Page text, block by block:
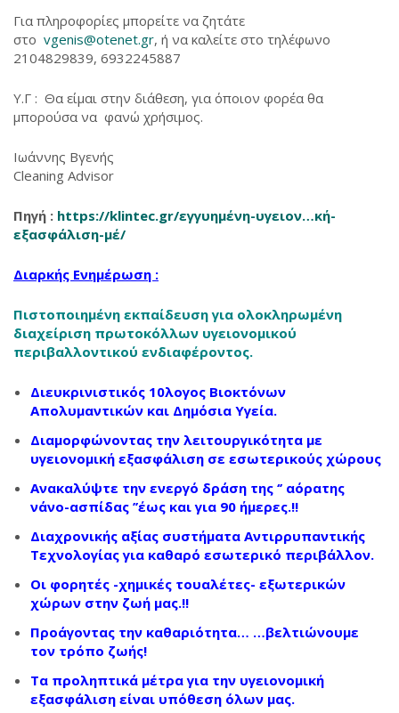
Για πληροφορίες μπορείτε να ζητάτε
στο vgenis@otenet.gr, ή να καλείτε στο τηλέφωνο
2104829839, 6932245887
Υ.Γ : Θα είμαι στην διάθεση, για όποιον φορέα θα
μπορούσα να φανώ χρήσιμος.
Ιωάννης Βγενής
Cleaning Advisor
Πηγή : https://klintec.gr/εγγυημένη-υγειον…κή-
εξασφάλιση-μέ/
Διαρκής Ενημέρωση :
Πιστοποιημένη εκπαίδευση για ολοκληρωμένη
διαχείριση πρωτοκόλλων υγειονομικού
περιβαλλοντικού ενδιαφέροντος.
Διευκρινιστικός 10λογος Βιοκτόνων
Απολυμαντικών και Δημόσια Υγεία.
Διαμορφώνοντας την λειτουργικότητα με
υγειονομική εξασφάλιση σε εσωτερικούς χώρους
Ανακαλύψτε την ενεργό δράση της ‘’ αόρατης
νάνο-ασπίδας ’’έως και για 90 ήμερες.!!
Διαχρονικής αξίας συστήματα Αντιρρυπαντικής
Τεχνολογίας για καθαρό εσωτερικό περιβάλλον.
Οι φορητές -χημικές τουαλέτες- εξωτερικών
χώρων στην ζωή μας.!!
Προάγοντας την καθαριότητα… …βελτιώνουμε
τον τρόπο ζωής!
Τα προληπτικά μέτρα για την υγειονομική
εξασφάλιση είναι υπόθεση όλων μας.